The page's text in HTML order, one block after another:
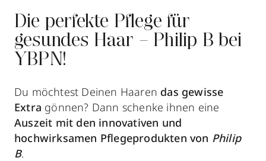
Die perfekte Pflege für
gesundes Haar – Philip B bei
YBPN!
Du möchtest Deinen Haaren das gewisse
Extra gönnen? Dann schenke ihnen eine
Auszeit mit den innovativen und
hochwirksamen Pflegeprodukten von Philip
B.